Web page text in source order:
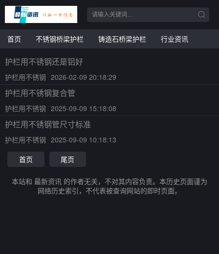
首页 不锈钢桥梁护栏 铸造石桥梁护栏 行业资讯
护栏用不锈钢还是铝好
护栏用不锈钢 2026-02-09 20:18:29
护栏用不锈钢复合管
护栏用不锈钢 2025-09-09 15:18:08
护栏用不锈钢管尺寸标准
护栏用不锈钢 2025-09-09 10:18:13
首页
尾页
本站和 最新资讯 的作者无关，不对其内容负责。本历史页面谨为
网络历史索引，不代表被查询网站的即时页面。